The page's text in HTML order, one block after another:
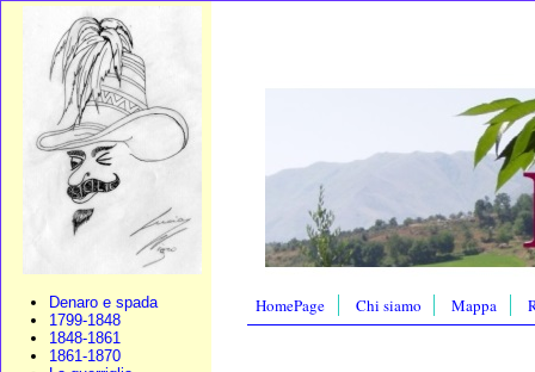
Denaro e spada
1799-1848
1848-1861
1861-1870
HomePage Chi siamo Mappa